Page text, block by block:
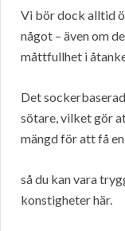
Vi bör dock alltid
något – även om
måttfullhet i
Det
sötare, vilket gör
mängd för att få
så du kan vara
konstigheter här.